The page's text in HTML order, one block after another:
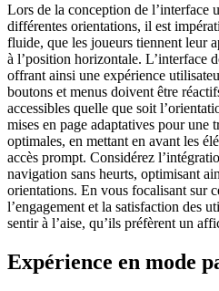
Lors de la conception de l’interface
différentes orientations, il est
fluide, que les joueurs tiennent leur
à l’position horizontale. L’interface
offrant ainsi une expérience
boutons et menus doivent être
accessibles quelle que soit
mises en page adaptatives pour une
optimales, en mettant en avant les
accès prompt. Considérez
navigation sans heurts, optimisant
orientations. En vous focalisant sur
l’engagement et la satisfaction des
sentir à l’aise, qu’ils préfèrent un
Expérience en mode